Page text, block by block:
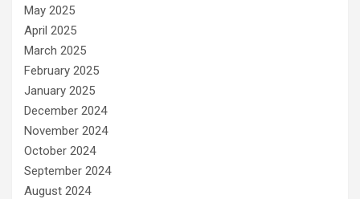
May 2025
April 2025
March 2025
February 2025
January 2025
December 2024
November 2024
October 2024
September 2024
August 2024